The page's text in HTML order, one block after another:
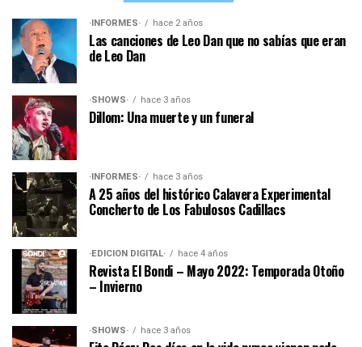
·INFORMES· hace 2 años
Las canciones de Leo Dan que no sabías que eran
de Leo Dan
·SHOWS· hace 3 años
Dillom: Una muerte y un funeral
·INFORMES· hace 3 años
A 25 años del histórico Calavera Experimental
Concherto de Los Fabulosos Cadillacs
·EDICIÓN DIGITAL· hace 4 años
Revista El Bondi – Mayo 2022: Temporada Otoño
– Invierno
·SHOWS· hace 3 años